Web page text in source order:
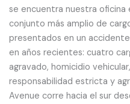
se encuentra nuestra
conjunto más amplio de
presentados en un
en años recientes: cuatro
agravado, homicidio
responsabilidad estricta y
Avenue corre hacia el sur